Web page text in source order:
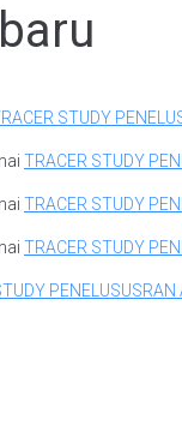
STUDY
TRACER STUDY
TRACER STUDY
TRACER STUDY
PENELUSUSRAN